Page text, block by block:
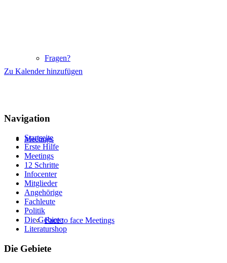
Fragen?
Meetings
Face to face Meetings
Zu Kalender hinzufügen
Navigation
Startseite
Erste Hilfe
Meetings
12 Schritte
Infocenter
Mitglieder
Angehörige
Fachleute
Politik
Die Gebiete
Literaturshop
Die Gebiete